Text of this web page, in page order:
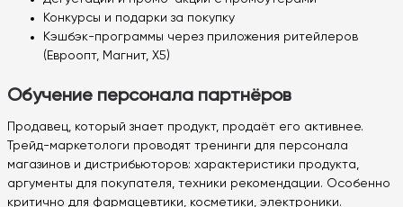
Конкурсы и подарки за покупку
Кэшбэк-программы через приложения ритейлеров
(Евроопт, Магнит, X5)
Обучение персонала партнёров
Продавец, который знает продукт, продаёт его активнее.
Трейд-маркетологи проводят тренинги для персонала
магазинов и дистрибьюторов: характеристики продукта,
аргументы для покупателя, техники рекомендации. Особенно
критично для фармацевтики, косметики, электроники.